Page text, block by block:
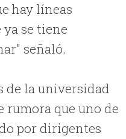
hay líneas
se tiene
señaló.
de la universidad
rumora que uno de
por dirigentes